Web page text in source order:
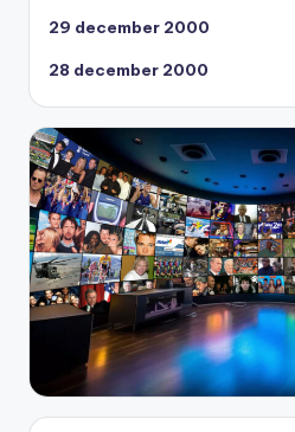
29 december 2000
28 december 2000